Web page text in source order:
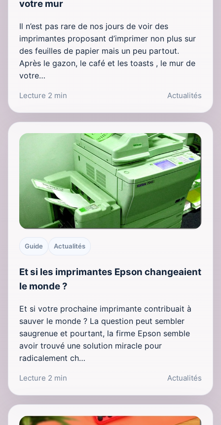
votre mur
Il n’est pas rare de nos jours de voir des
imprimantes proposant d’imprimer non plus sur
des feuilles de papier mais un peu partout.
Après le gazon, le café et les toasts , le mur de
votre…
Lecture 2 min Actualités
Guide Actualités
Et si les imprimantes Epson changeaient
le monde ?
Et si votre prochaine imprimante contribuait à
sauver le monde ? La question peut sembler
saugrenue et pourtant, la firme Epson semble
avoir trouvé une solution miracle pour
radicalement ch…
Lecture 2 min Actualités